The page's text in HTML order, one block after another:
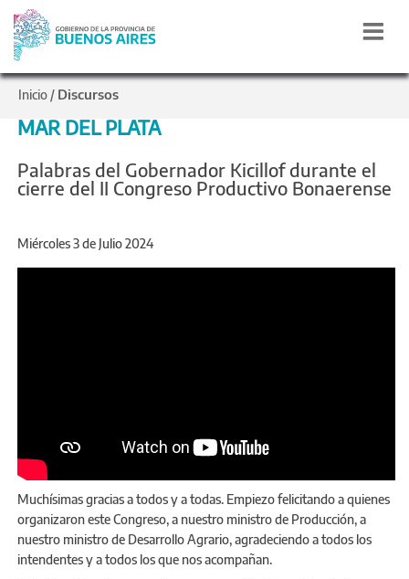
Inicio / Discursos
MAR DEL PLATA
Palabras del Gobernador Kicillof durante el
cierre del II Congreso Productivo Bonaerense
Miércoles 3 de Julio 2024
Muchísimas gracias a todos y a todas. Empiezo felicitando a quienes
organizaron este Congreso, a nuestro ministro de Producción, a
nuestro ministro de Desarrollo Agrario, agradeciendo a todos los
intendentes y a todos los que nos acompañan.